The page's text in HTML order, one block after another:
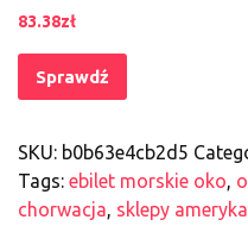
83.38zł
Sprawdź
SKU: b0b63e4cb2d5
Tags: ebilet morskie oko,
chorwacja, sklepy